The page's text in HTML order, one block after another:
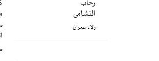
رحاب
النشامى
ولاء عمران